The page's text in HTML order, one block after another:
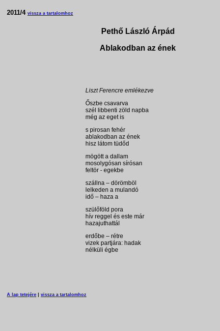
2011/4 vissza a tartalomhoz
Pethő László Árpád
Ablakodban az ének
Liszt Ferencre emlékezve
Őszbe csavarva
szél libbenti zöld napba
még az eget is
s pirosan fehér
ablakodban az ének
hisz látom tüdőd
mögött a dallam
mosolygósan sírósan
feltör - egekbe
szállna – dörömböl
lelkeden a mulandó
idő – haza a
szülőföld pora
hív reggel és este már
hazajuthattál
erdőbe – rétre
vizek partjára: hadak
nélküli égbe
A lap tetejére vissza a tartalomhoz